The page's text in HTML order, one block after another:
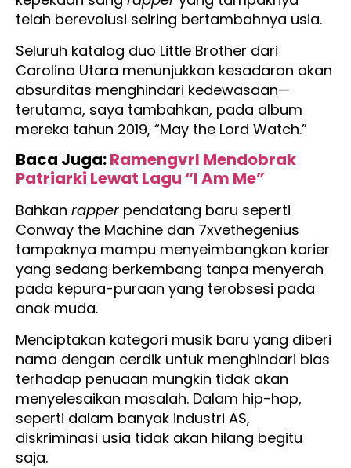
telah berevolusi seiring bertambahnya usia.
Seluruh katalog duo Little Brother dari
Carolina Utara menunjukkan kesadaran akan
absurditas menghindari kedewasaan—
terutama, saya tambahkan, pada album
mereka tahun 2019, “May the Lord Watch.”
Baca Juga:Ramengvrl Mendobrak
Patriarki Lewat Lagu “I Am Me”
Bahkan rapper pendatang baru seperti
Conway the Machine dan 7xvethegenius
tampaknya mampu menyeimbangkan karier
yang sedang berkembang tanpa menyerah
pada kepura-puraan yang terobsesi pada
anak muda.
Menciptakan kategori musik baru yang diberi
nama dengan cerdik untuk menghindari bias
terhadap penuaan mungkin tidak akan
menyelesaikan masalah. Dalam hip-hop,
seperti dalam banyak industri AS,
diskriminasi usia tidak akan hilang begitu
saja.